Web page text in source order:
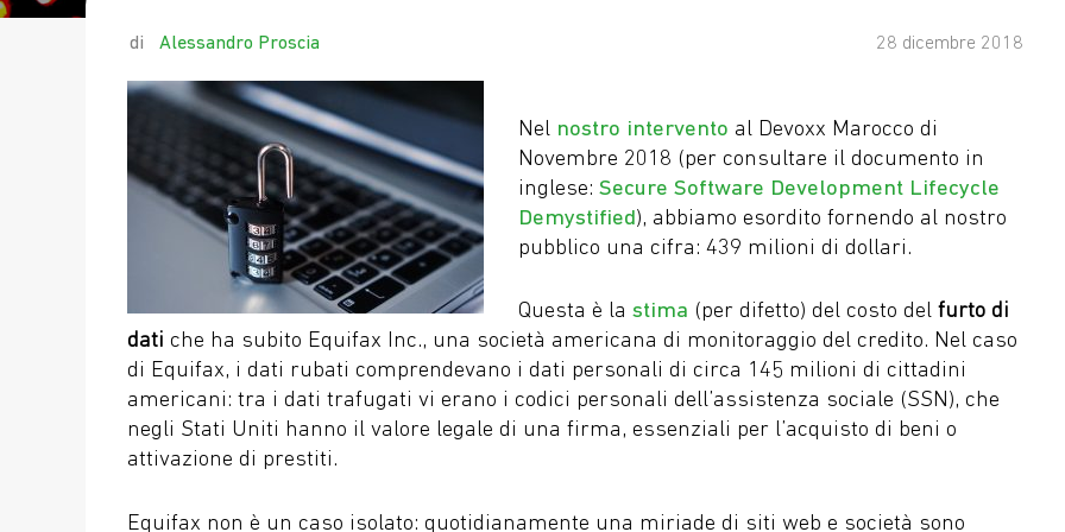
by Alessandro Proscia 28 dicembre 2018
Nel nostro intervento al Devoxx Marocco di
Novembre 2018 (per consultare il documento in
inglese: Secure Software Development Lifecycle
Demystified ), abbiamo esordito fornendo al nostro
pubblico una cifra: 439 milioni di dollari.
Questa è la stima (per difetto) del costo del furto di
dati che ha subito Equifax Inc., una società americana di monitoraggio del credito. Nel caso
di Equifax, i dati rubati comprendevano i dati personali di circa 145 milioni di cittadini
americani: tra i dati trafugati vi erano i codici personali dell’assistenza sociale (SSN), che
negli Stati Uniti hanno il valore legale di una firma, essenziali per l’acquisto di beni o
attivazione di prestiti.
Equifax non è un caso isolato: quotidianamente una miriade di siti web e società sono